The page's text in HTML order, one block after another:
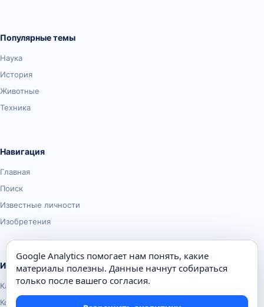
Популярные темы
Наука
История
Животные
Техника
Навигация
Главная
Поиск
Известные личности
Изобретения
Информация
Карта сайта
Контакты
Google Analytics помогает нам понять, какие
материалы полезны. Данные начнут собираться
только после вашего согласия.